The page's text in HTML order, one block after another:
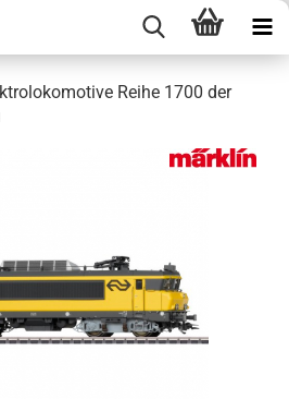
Reihe 1700 der